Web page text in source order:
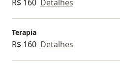
R$ 160 Detalhes
Terapia
R$ 160 Detalhes